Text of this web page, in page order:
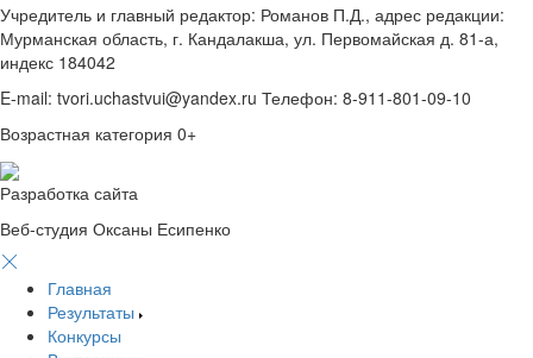
Учредитель и главный редактор: Романов П.Д., адрес редакции:
Мурманская область, г. Кандалакша, ул. Первомайская д. 81-а,
индекс 184042
E-mail: tvori.uchastvui@yandex.ru Телефон: 8-911-801-09-10
Возрастная категория 0+
Разработка сайта
Веб-студия Оксаны Есипенко
Главная
Результаты
Конкурсы